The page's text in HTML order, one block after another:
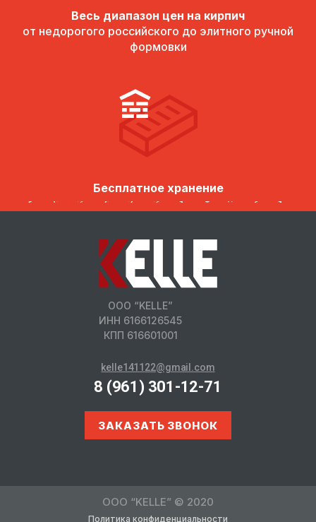
Весь диапазон цен на кирпич
от недорогого российского до элитного ручной
формовки
Бесплатное хранение
оплаченного кирпича на складев течение года
ООО “KELLE”
ИНН 6166126545
КПП 616601001
kelle141122@gmail.com
8 (961) 301-12-71
ЗАКАЗАТЬ ЗВОНОК
ООО “KELLE” © 2020
Политика конфиденциальности